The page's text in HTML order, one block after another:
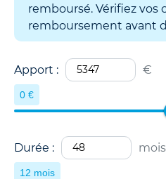
remboursé. Vérifiez vos
remboursement avant
Apport : €
0 €
Durée : mois
12 mois